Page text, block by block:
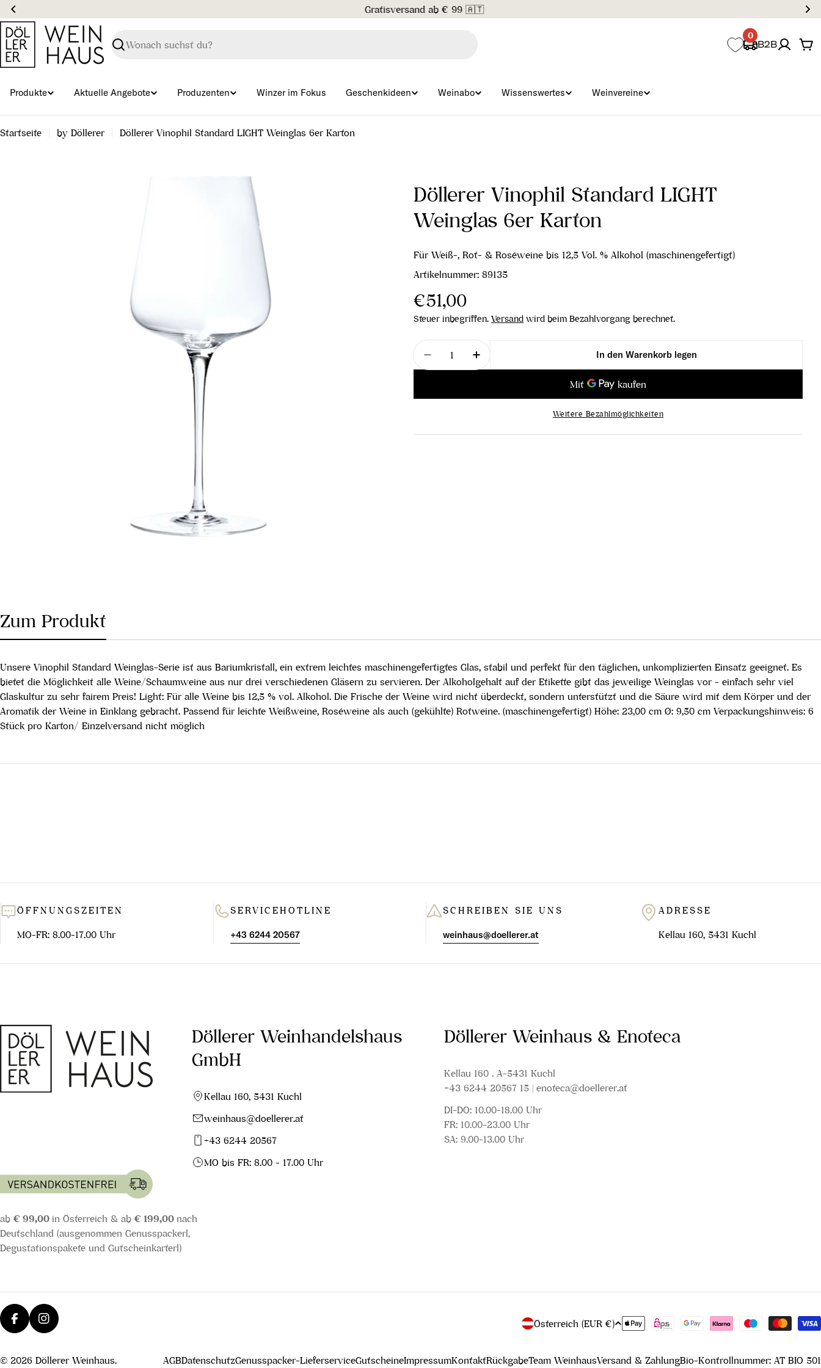
Zum
Inhalt
springen
Gratisversand ab € 99 🇦🇹
Suchen
0
B2B
Produkte Aktuelle Angebote Produzenten Winzer im Fokus Geschenkideen Weinabo Wissenswertes Weinvereine
Startseite by Döllerer Döllerer Vinophil Standard LIGHT Weinglas 6er Karton
Döllerer Vinophil Standard LIGHT
Weinglas 6er Karton
Für Weiß-, Rot- & Roséweine bis 12,5 Vol. % Alkohol (maschinengefertigt)
Artikelnummer: 89135
Regulärer
Preis
€51,00
Steuer inbegriffen. Versand wird beim Bezahlvorgang berechnet.
Menge
Menge für Döllerer Vinophil Standard LIGHT Weinglas 6er Karton verringern
Menge für Döllerer Vinophil Standard LIGHT Weinglas 6er Karton
In den Warenkorb legen
Weitere Bezahlmöglichkeiten
Zum Produkt
Unsere Vinophil Standard Weinglas-Serie ist aus Bariumkristall, ein extrem leichtes maschinengefertigtes Glas, stabil und perfekt für den täglichen, unkomplizierten Einsatz geeignet. Es
bietet die Möglichkeit alle Weine/Schaumweine aus nur drei verschiedenen Gläsern zu servieren. Der Alkoholgehalt auf der Etikette gibt das jeweilige Weinglas vor - einfach sehr viel
Glaskultur zu sehr fairem Preis! Light: Für alle Weine bis 12,5 % vol. Alkohol. Die Frische der Weine wird nicht überdeckt, sondern unterstützt und die Säure wird mit dem Körper und der
Aromatik der Weine in Einklang gebracht. Passend für leichte Weißweine, Roséweine als auch (gekühlte) Rotweine. (maschinengefertigt) Höhe: 23,00 cm Ø: 9,50 cm Verpackungshinweis: 6
Stück pro Karton/ Einzelversand nicht möglich
ÖFFNUNGSZEITEN
MO-FR: 8.00-17.00 Uhr
SERVICEHOTLINE
+43 6244 20567
SCHREIBEN SIE UNS
weinhaus@doellerer.at
ADRESSE
Kellau 160, 5431 Kuchl
Döllerer Weinhandelshaus
GmbH
Kellau 160, 5431 Kuchl
weinhaus@doellerer.at
+43 6244 20567
MO bis FR: 8.00 - 17.00 Uhr
Döllerer Weinhaus & Enoteca
Kellau 160 . A-5431 Kuchl
+43 6244 20567 15 | enoteca@doellerer.at
DI-DO: 10.00-18.00 Uhr
FR: 10.00-23.00 Uhr
SA: 9.00-13.00 Uhr
ab € 99,00 in Österreich & ab € 199,00 nach
Deutschland (ausgenommen Genusspackerl,
Degustationspakete und Gutscheinkarterl)
L
a
Österreich (EUR €) Zahlungsmethoden
FacebookInstagram
© 2026 Döllerer Weinhaus. AGBDatenschutzGenusspacker-LieferserviceGutscheineImpressumKontaktRückgabeTeam WeinhausVersand & ZahlungBio-Kontrollnummer: AT BIO 501